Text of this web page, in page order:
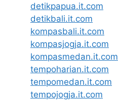
detikpapua.it.com
detikbali.it.com
kompasbali.it.com
kompasjogja.it.com
kompasmedan.it.com
tempoharian.it.com
tempomedan.it.com
tempojogja.it.com